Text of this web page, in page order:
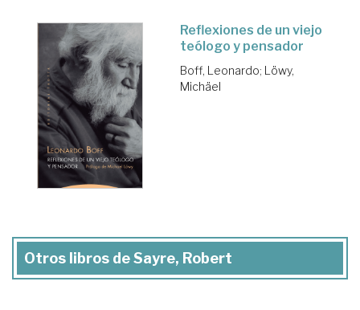
Reflexiones de un viejo
teólogo y pensador
Boff, Leonardo; Löwy,
Michäel
Otros libros de Sayre, Robert